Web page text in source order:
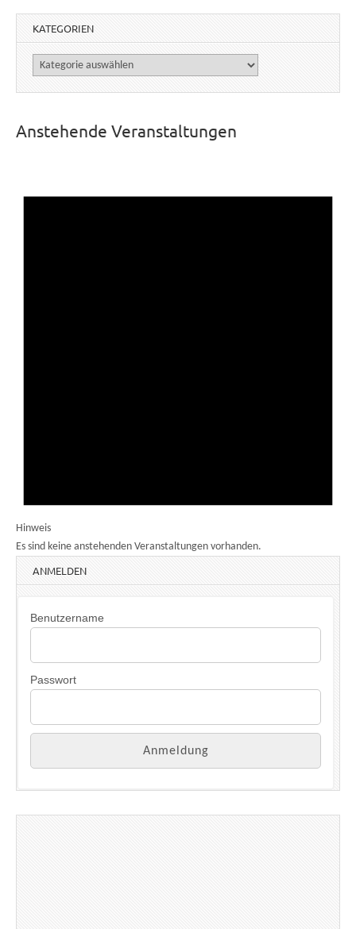
KATEGORIEN
Kategorien
Anstehende Veranstaltungen
Hinweis
Es sind keine anstehenden Veranstaltungen vorhanden.
ANMELDEN
Benutzername
Passwort